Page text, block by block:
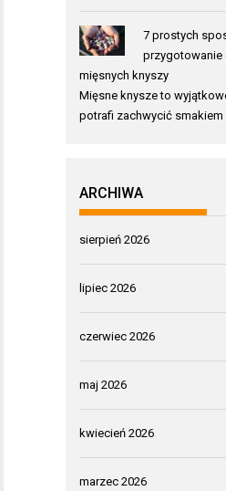
7 prostych
przygotowanie
mięsnych knyszy
Mięsne knysze to
potrafi zachwycić smakiem i
ARCHIWA
sierpień 2026
lipiec 2026
czerwiec 2026
maj 2026
kwiecień 2026
marzec 2026